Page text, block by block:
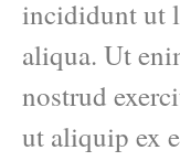
incididunt ut
aliqua. Ut
nostrud
ut aliquip ex